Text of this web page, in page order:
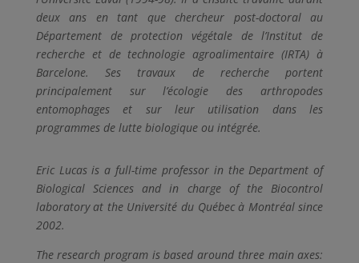
deux ans en tant que chercheur post-doctoral au
Département de protection végétale de l’Institut de
recherche et de technologie agroalimentaire (IRTA) à
Barcelone. Ses travaux de recherche portent
principalement sur l’écologie des arthropodes
entomophages et sur leur utilisation dans les
programmes de lutte biologique ou intégrée.
Eric Lucas is a full-time professor in the Department of
Biological Sciences and in charge of the Biocontrol
laboratory at the Université du Québec à Montréal since
2002.
The research program is based around three main axes: